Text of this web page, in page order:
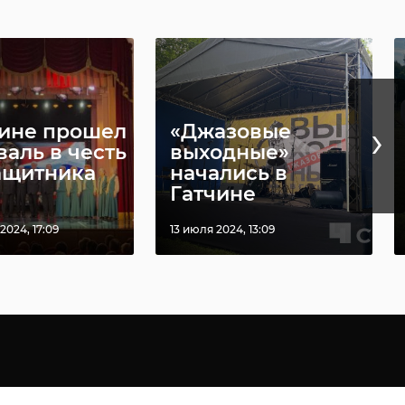
прошел
в честь
17:09
«Джазовые
выходные»
начались в
Гатчине
13 июля 2024, 13:09
›